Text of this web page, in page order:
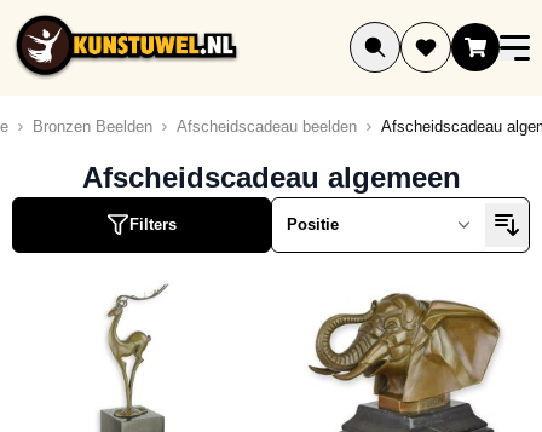
Ga naar de inhoud
Bronzen Beelden Afscheidscadeau beelden Afscheidscadeau
Afscheidscadeau algemeen
Filters